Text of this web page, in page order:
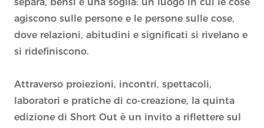
agiscono sulle persone e le persone sulle cose,
dove relazioni, abitudini e significati si rivelano e
si ridefiniscono.
Attraverso proiezioni, incontri, spettacoli,
laboratori e pratiche di co-creazione, la quinta
edizione di Short Out è un invito a riflettere sul